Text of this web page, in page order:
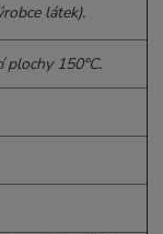
látek).
150°C.